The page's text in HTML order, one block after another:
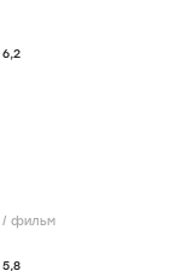
6,2
/ фильм
5,8